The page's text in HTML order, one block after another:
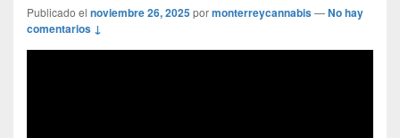
Publicado el noviembre 26, 2025pormonterreycannabis—No hay
comentarios ↓